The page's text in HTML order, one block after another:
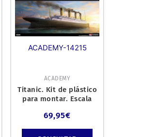
ACADEMY-14215
ACADEMY
Titanic. Kit de plástico
para montar. Escala
69,95€